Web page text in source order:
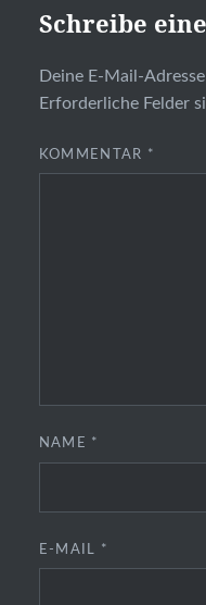
Schreibe
Deine E-Mail-
Erforderliche Felder
KOMMENTAR *
NAME *
E-MAIL *